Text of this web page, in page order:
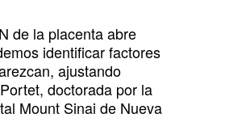
de la placenta abre
identificar factores
ajustando
doctorada por la
Mount Sinai de Nueva